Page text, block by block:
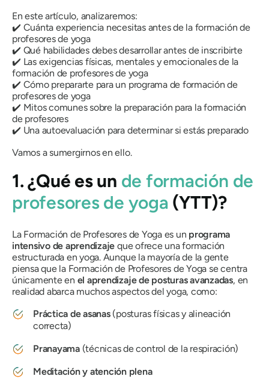
En este artículo, analizaremos:
✔️ Cuánta experiencia necesitas antes de la formación de
profesores de yoga
✔️ Qué habilidades debes desarrollar antes de inscribirte
✔️ Las exigencias físicas, mentales y emocionales de la
formación de profesores de yoga
✔️ Cómo prepararte para un programa de formación de
profesores de yoga
✔️ Mitos comunes sobre la preparación para la formación
de profesores
✔️ Una autoevaluación para determinar si estás preparado
Vamos a sumergirnos en ello.
1. ¿Qué es un de formación de
profesores de yoga (YTT)?
La Formación de Profesores de Yoga es un programa
intensivo de aprendizaje que ofrece una formación
estructurada en yoga. Aunque la mayoría de la gente
piensa que la Formación de Profesores de Yoga se centra
únicamente en el aprendizaje de posturas avanzadas, en
realidad abarca muchos aspectos del yoga, como:
Práctica de asanas(posturas físicas y alineación
correcta)
Pranayama(técnicas de control de la respiración)
Meditación y atención plena